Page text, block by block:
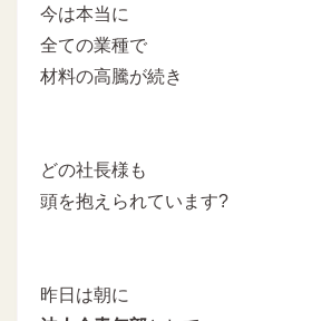
今は本当に
全ての業種で
材料の高騰が続き
どの社長様も
頭を抱えられています?
昨日は朝に